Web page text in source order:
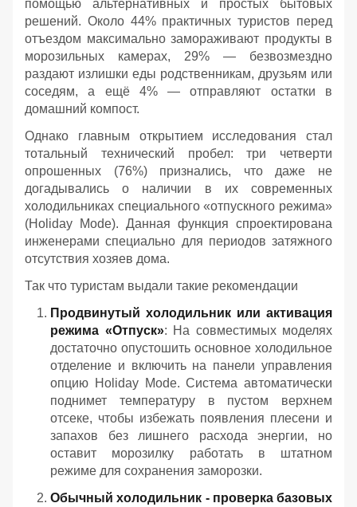
помощью альтернативных и простых бытовых
решений. Около 44% практичных туристов перед
отъездом максимально замораживают продукты в
морозильных камерах, 29% — безвозмездно
раздают излишки еды родственникам, друзьям или
соседям, а ещё 4% — отправляют остатки в
домашний компост.
Однако главным открытием исследования стал
тотальный технический пробел: три четверти
опрошенных (76%) признались, что даже не
догадывались о наличии в их современных
холодильниках специального «отпускного режима»
(Holiday Mode). Данная функция спроектирована
инженерами специально для периодов затяжного
отсутствия хозяев дома.
Так что туристам выдали такие рекомендации
Продвинутый холодильник или активация
режима «Отпуск»: На совместимых моделях
достаточно опустошить основное холодильное
отделение и включить на панели управления
опцию Holiday Mode. Система автоматически
поднимет температуру в пустом верхнем
отсеке, чтобы избежать появления плесени и
запахов без лишнего расхода энергии, но
оставит морозилку работать в штатном
режиме для сохранения заморозки.
Обычный холодильник - проверка базовых